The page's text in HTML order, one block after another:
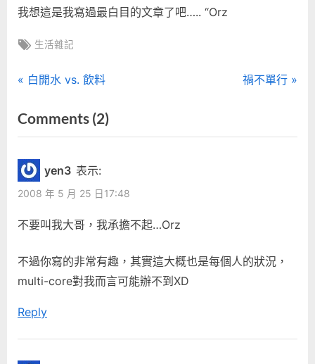
我想這是我寫過最白目的文章了吧….. “Orz
Tags:
生活雜記
文
章
導
覽
P
e
v
i
o
u
s
o
s
:
白開水 vs. 飲料
N
t
禍不單行
Comments (2)on
“換
看
己
XD”
yen3 表示:
2008 年 5 月 25 日17:48
不要叫我大哥，我承擔不起…Orz
不過你寫的非常有趣，其實這大概也是每個人的狀況，
multi-core對我而言可能辦不到XD
Reply